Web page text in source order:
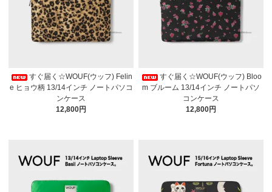
すぐ届く☆WOUF(ウッフ) Felin
e ヒョウ柄 13/14インチ ノートパソコ
ンケース
12,800円
すぐ届く☆WOUF(ウッフ) Bloo
m ブルーム 13/14インチ ノートパソ
コンケース
12,800円